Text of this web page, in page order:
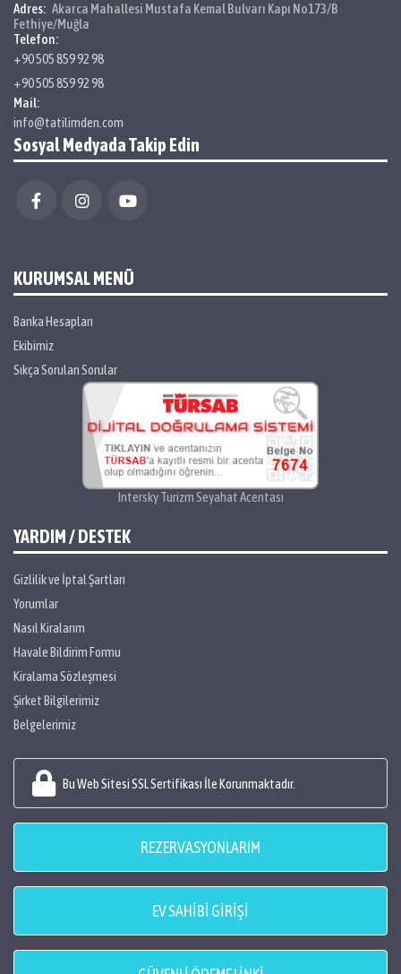
Adres: Akarca Mahallesi Mustafa Kemal Bulvarı Kapı No173/B
Fethiye/Muğla
Telefon:
+90 505 859 92 98
+90 505 859 92 98
Mail:
info@tatilimden.com
Sosyal Medyada Takip Edin
KURUMSAL MENÜ
Banka Hesapları
Ekibimiz
Sıkça Sorulan Sorular
Intersky Turizm Seyahat Acentası
YARDIM / DESTEK
Gizlilik ve İptal Şartları
Yorumlar
Nasıl Kiralarım
Havale Bildirim Formu
Kiralama Sözleşmesi
Şirket Bilgilerimiz
Belgelerimiz
Bu Web Sitesi SSL Sertifikası İle Korunmaktadır.
REZERVASYONLARIM
EV SAHİBİ GİRİŞİ